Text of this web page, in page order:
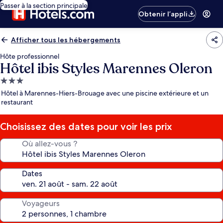
Passer à la section principale
Obtenir l’appli
Afficher tous les hébergements
Hôte professionnel
Hôtel ibis Styles Marennes Oleron
Hébergement
3.0 étoiles
Hôtel à Marennes-Hiers-Brouage avec une piscine extérieure et un
restaurant
Choisissez des dates pour voir les prix
Où allez-vous ?
Dates
Voyageurs